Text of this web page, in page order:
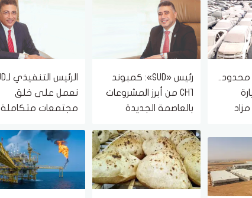
محدود..
رئيس «SUD»: كمبوند
CH1 من أبرز المشروعات
بالعاصمة الجديدة
نعمل على خلق
مجتمعات متكاملة